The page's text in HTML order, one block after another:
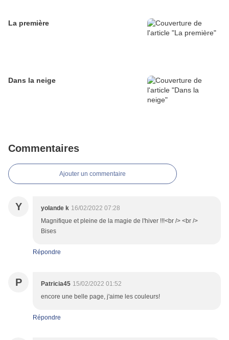
La première
Dans la neige
Commentaires
Ajouter un commentaire
Y yolande k 16/02/2022 07:28
Magnifique et pleine de la magie de l'hiver !!!<br /> <br />
Bises
Répondre
P Patricia45 15/02/2022 01:52
encore une belle page, j'aime les couleurs!
Répondre